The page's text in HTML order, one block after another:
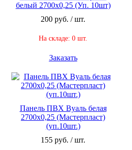
белый 2700х0,25 (Уп. 10шт)
200 руб. / шт.
На складе: 0 шт.
Заказать
Панель ПВХ Вуаль белая
2700х0,25 (Мастерпласт)
(уп.10шт.)
155 руб. / шт.